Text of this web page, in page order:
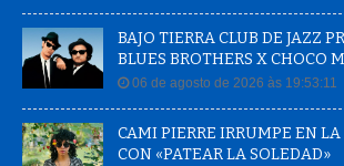
BAJO TIERRA CLUB DE JAZZ
BLUES BROTHERS X CHOCO
06 de agosto de 2026 às 19:53:11
CAMI PIERRE IRRUMPE EN
CON «PATEAR LA SOLEDAD»